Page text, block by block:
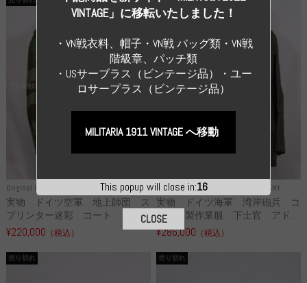
Original Uniform WH WWII GERMANY
実物 ドイツ空軍 地上師団 ス
プリンター迷彩 コート コッ...
¥220,000 （税込）
Original Uniform WH WWII GERMANY
実物 ドイツ海軍 湾岸砲兵 コ
ットン製作業服 下士官 アド...
¥286,000 （税込）
売り切れ 売り切れ
This popup will close in:16
VINTAGE」に移転いたしました！
・VN戦衣料、帽子・VN戦 バッグ類・VN戦
階級章、パッチ類
・USサーブラス（ビンテージ品）・ユー
ロサープラス（ビンテージ品）
MILITARIA 1911 VINTAGE へ移動
CLOSE